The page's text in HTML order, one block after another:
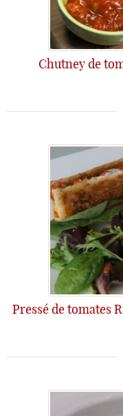
Chutney de
Pressé de tomates